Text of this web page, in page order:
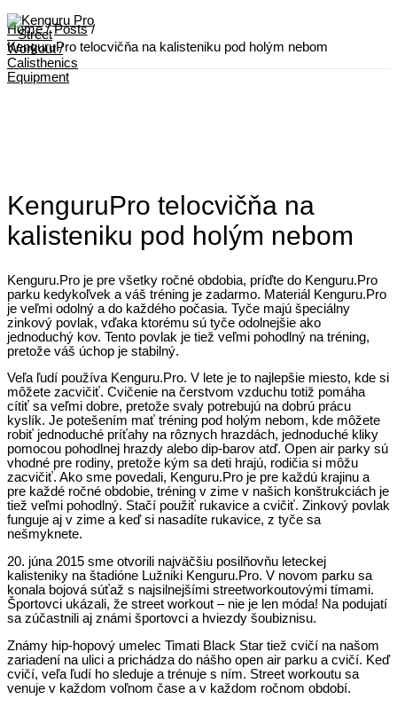
Skip
to
content
Home
Posts
KenguruPro telocvičňa na kalisteniku pod holým nebom
KenguruPro telocvičňa na
kalisteniku pod holým nebom
Kenguru.Pro je pre všetky ročné obdobia, príďte do Kenguru.Pro
parku kedykoľvek a váš tréning je zadarmo. Materiál Kenguru.Pro
je veľmi odolný a do každého počasia. Tyče majú špeciálny
zinkový povlak, vďaka ktorému sú tyče odolnejšie ako
jednoduchý kov. Tento povlak je tiež veľmi pohodlný na tréning,
pretože váš úchop je stabilný.
Veľa ľudí používa Kenguru.Pro. V lete je to najlepšie miesto, kde si
môžete zacvičiť. Cvičenie na čerstvom vzduchu totiž pomáha
cítiť sa veľmi dobre, pretože svaly potrebujú na dobrú prácu
kyslík. Je potešením mať tréning pod holým nebom, kde môžete
robiť jednoduché príťahy na rôznych hrazdách, jednoduché kliky
pomocou pohodlnej hrazdy alebo dip-barov atď. Open air parky sú
vhodné pre rodiny, pretože kým sa deti hrajú, rodičia si môžu
zacvičiť. Ako sme povedali, Kenguru.Pro je pre každú krajinu a
pre každé ročné obdobie, tréning v zime v našich konštrukciách je
tiež veľmi pohodlný. Stačí použiť rukavice a cvičiť. Zinkový povlak
funguje aj v zime a keď si nasadíte rukavice, z tyče sa
nešmyknete.
20. júna 2015 sme otvorili najväčšiu posilňovňu leteckej
kalisteniky na štadióne Lužniki Kenguru.Pro. V novom parku sa
konala bojová súťaž s najsilnejšími streetworkoutovými tímami.
Športovci ukázali, že street workout – nie je len móda! Na podujatí
sa zúčastnili aj známi športovci a hviezdy šoubiznisu.
Známy hip-hopový umelec Timati Black Star tiež cvičí na našom
zariadení na ulici a prichádza do nášho open air parku a cvičí. Keď
cvičí, veľa ľudí ho sleduje a trénuje s ním. Street workoutu sa
venuje v každom voľnom čase a v každom ročnom období.